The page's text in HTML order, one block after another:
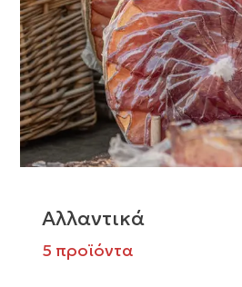
Αλλαντικά
5 προϊόντα